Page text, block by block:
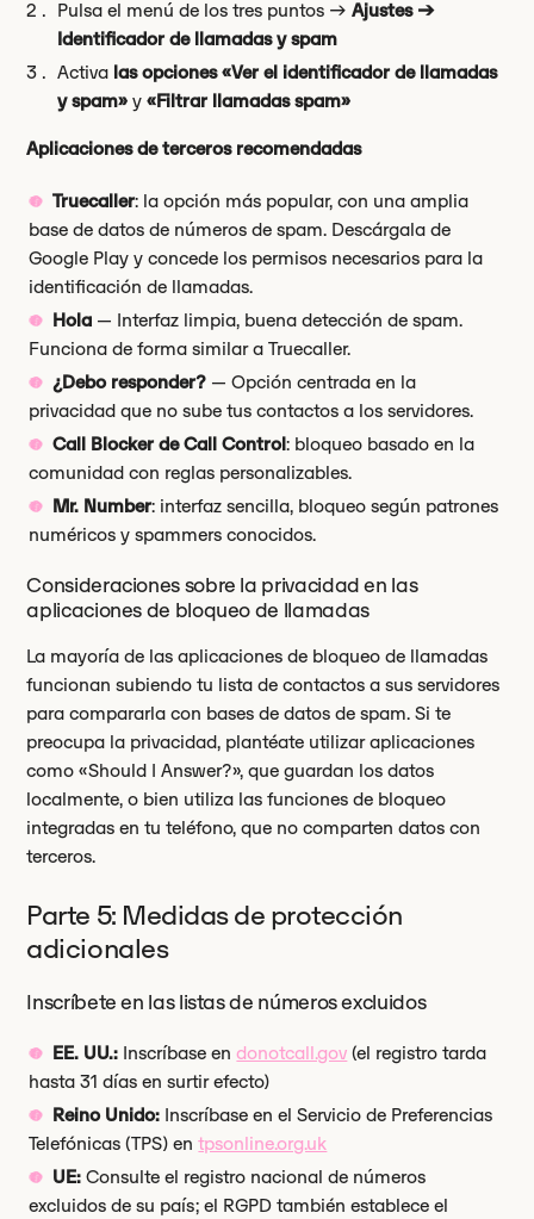
Pulsa el menú de los tres puntos →Ajustes →
Identificador de llamadas y spam
Activa las opciones «Ver el identificador de llamadas
y spam» y«Filtrar llamadas spam»
Aplicaciones de terceros recomendadas
Truecaller: la opción más popular, con una amplia
base de datos de números de spam. Descárgala de
Google Play y concede los permisos necesarios para la
identificación de llamadas.
Hola — Interfaz limpia, buena detección de spam.
Funciona de forma similar a Truecaller.
¿Debo responder? — Opción centrada en la
privacidad que no sube tus contactos a los servidores.
Call Blocker de Call Control: bloqueo basado en la
comunidad con reglas personalizables.
Mr. Number: interfaz sencilla, bloqueo según patrones
numéricos y spammers conocidos.
Consideraciones sobre la privacidad en las
aplicaciones de bloqueo de llamadas
La mayoría de las aplicaciones de bloqueo de llamadas
funcionan subiendo tu lista de contactos a sus servidores
para compararla con bases de datos de spam. Si te
preocupa la privacidad, plantéate utilizar aplicaciones
como «Should I Answer?», que guardan los datos
localmente, o bien utiliza las funciones de bloqueo
integradas en tu teléfono, que no comparten datos con
terceros.
Parte 5: Medidas de protección
adicionales
Inscríbete en las listas de números excluidos
EE. UU.: Inscríbase endonotcall.gov (el registro tarda
hasta 31 días en surtir efecto)
Reino Unido: Inscríbase en el Servicio de Preferencias
Telefónicas (TPS) entpsonline.org.uk
UE: Consulte el registro nacional de números
excluidos de su país; el RGPD también establece el